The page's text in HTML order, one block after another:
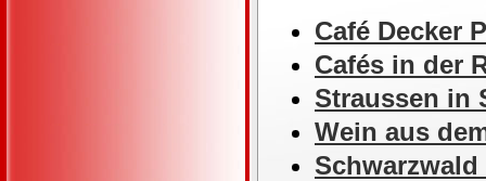
Café Decker
Cafés in der
Straussen in
Wein aus